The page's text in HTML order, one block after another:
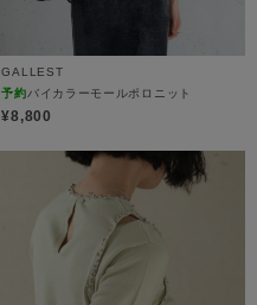
GALLEST
予約バイカラーモールポロニット
¥8,800